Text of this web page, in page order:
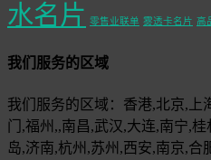
水名片 零售业联单 雾透卡名片 高
我们服务的区域
我们服务的区域：香港,北京,上
门,福州,,南昌,武汉,大连,南宁,
岛,济南,杭州,苏州,西安,南京,